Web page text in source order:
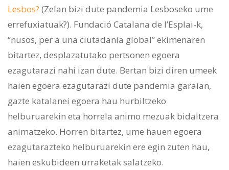
Lesbos? (Zelan bizi dute pandemia Lesboseko ume
errefuxiatuak?). Fundació Catalana de l’Esplai-k,
“nusos, per a una ciutadania global” ekimenaren
bitartez, desplazatutako pertsonen egoera
ezagutarazi nahi izan dute. Bertan bizi diren umeek
haien egoera ezagutarazi dute pandemia garaian,
gazte katalanei egoera hau hurbiltzeko
helburuarekin eta horrela animo mezuak bidaltzera
animatzeko. Horren bitartez, ume hauen egoera
ezagutarazteko helburuarekin ere egin zuten hau,
haien eskubideen urraketak salatzeko.